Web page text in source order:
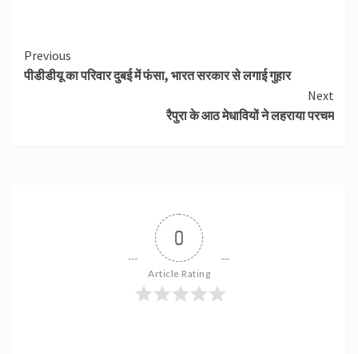
Continue
Reading
Previous
पीडीडीयू का परिवार दुबई में फंसा, भारत सरकार से लगाई गुहार
Next
रैपुरा के आठ मेधावियों ने लहराया परचम
0
Article Rating